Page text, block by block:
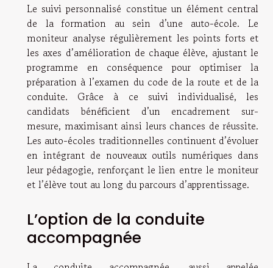
Le suivi personnalisé constitue un élément central
de la formation au sein d’une auto-école. Le
moniteur analyse régulièrement les points forts et
les axes d’amélioration de chaque élève, ajustant le
programme en conséquence pour optimiser la
préparation à l’examen du code de la route et de la
conduite. Grâce à ce suivi individualisé, les
candidats bénéficient d’un encadrement sur-
mesure, maximisant ainsi leurs chances de réussite.
Les auto-écoles traditionnelles continuent d’évoluer
en intégrant de nouveaux outils numériques dans
leur pédagogie, renforçant le lien entre le moniteur
et l’élève tout au long du parcours d’apprentissage.
L’option de la conduite
accompagnée